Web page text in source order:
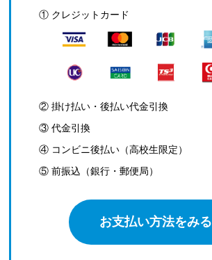
① クレジットカード
② 掛け払い・後払い代金引換
③ 代金引換
④ コンビニ後払い（高校生限定）
⑤ 前振込（銀行・郵便局）
お支払い方法をみる